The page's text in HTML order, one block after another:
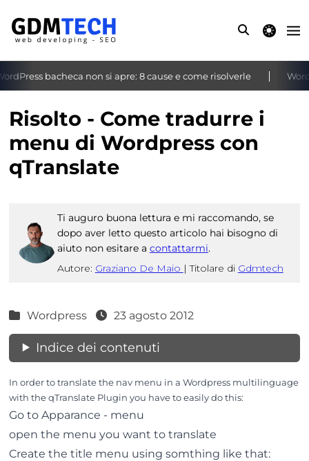
theme
bacheca non si apre: 8 cause e come risolverle
‹ ›
Risolto - Come tradurre i
menu di Wordpress con
qTranslate
Ti auguro buona lettura e mi raccomando, se
dopo aver letto questo articolo hai bisogno di
aiuto non esitare a contattarmi.
Autore: Graziano De Maio | Titolare di Gdmtech
Wordpress 23 agosto 2012
Indice dei contenuti
In order to translate the nav menu in a Wordpress multilinguage
with the qTranslate Plugin you have to easily do this:
Go to Apparance - menu
open the menu you want to translate
Create the title menu using somthing like that: